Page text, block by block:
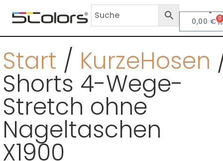
0,00 € 0
Start / KurzeHosen
Shorts 4-Wege-
Stretch ohne
Nageltaschen
X1900